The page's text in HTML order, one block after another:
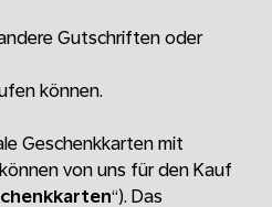
Gutschriften oder
können.
Geschenkkarten mit
von uns für den Kauf
“). Das